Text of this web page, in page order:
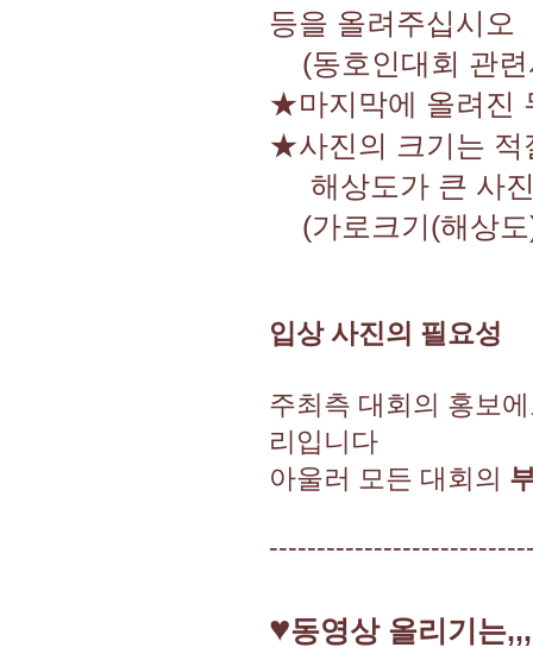
등을 올려주십시오
(동호인대회 관련
★마지막에 올려진
★사진의 크기는 적
해상도가 큰 사
(가로크기(해상
입상 사진의 필요성
주최측 대회의 홍보
리입니다
아울러 모든 대회의
♥동영상 올리기는